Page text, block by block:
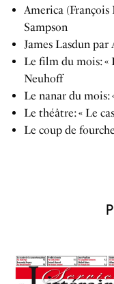
America
Sampson
James Lasdun par
Le film du mois: «
Neuhoff
Le nanar du mois:
Le théâtre: « Le
Le coup de